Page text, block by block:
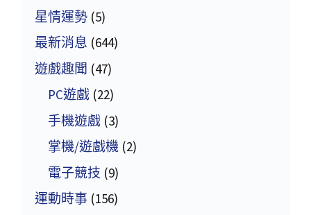
星情運勢 (5)
最新消息 (644)
遊戲趣聞 (47)
PC遊戲 (22)
手機遊戲 (3)
掌機/遊戲機 (2)
電子競技 (9)
運動時事 (156)